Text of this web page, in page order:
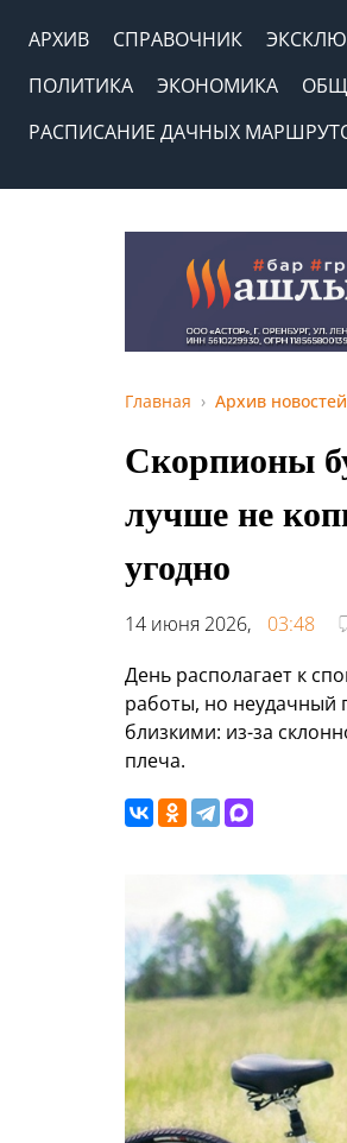
АРХИВ СПРАВОЧНИК
ПОЛИТИКА
ЭКОНОМИКА
РАСПИСАНИЕ ДАЧНЫХ
Главная Архив новостей
Скорпионы
лучше не
угодно
14 июня 2026,
03:48
День располагает к
работы, но неудачный
близкими: из-за
плеча.